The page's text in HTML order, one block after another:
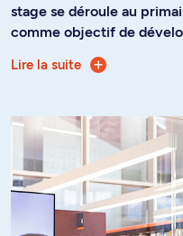
stage se déroule au
comme objectif de
évaluation des
Le dernier stage est le
Ainsi, le programme vous
de formation des
Intégrer les valeurs
approche de
Acquérir les savoirs
de l'éducation
à la santé
Lire la suite